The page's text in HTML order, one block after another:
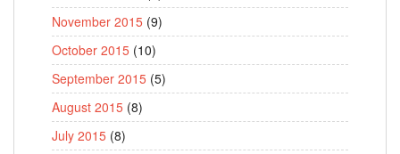
November 2015 (9)
October 2015 (10)
September 2015 (5)
August 2015 (8)
July 2015 (8)